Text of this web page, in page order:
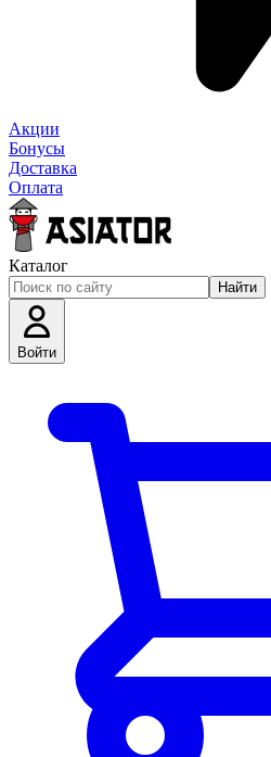
Акции
Бонусы
Доставка
Оплата
Каталог
Найти
Войти